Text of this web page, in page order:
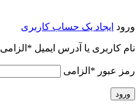
ورود ایجاد یک حساب کاربری
نام کاربری یا آدرس ایمیل * الزامی
رمز عبور * الزامی
ورود